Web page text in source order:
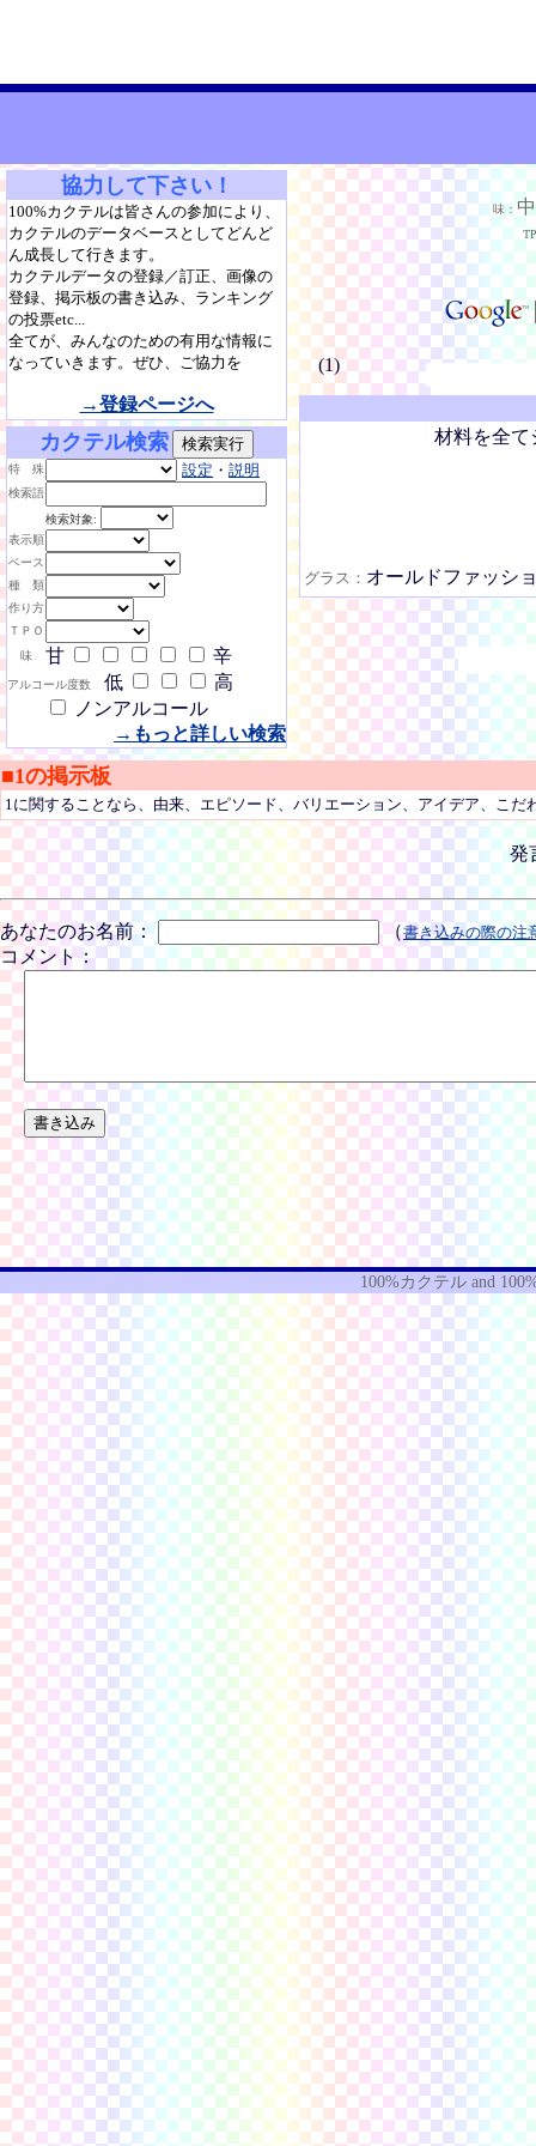
協力して下さい！
100%カクテルは皆さんの参加により、
カクテルのデータベースとしてどんど
ん成長して行きます。
カクテルデータの登録／訂正、画像の
登録、掲示板の書き込み、ランキング
の投票etc...
全てが、みんなのための有用な情報に
なっていきます。ぜひ、ご協力を
→登録ページへ
カクテル検索
特 殊 設定 ・ 説明
検索語
検索対象:
表示順
ベース
種 類
作り方
ＴＰＯ
味
甘 辛
アルコール度数 低
高
ノンアルコール
→もっと詳しい検索
味：
(1)
材料を全て
グラス： オールドファッシ
■1の掲示板
1に関することなら、由来、エピソード、バリエーション、アイデア、こ
発
あなたのお名前： （書き込みの際の注
コメント：
100%カクテルand